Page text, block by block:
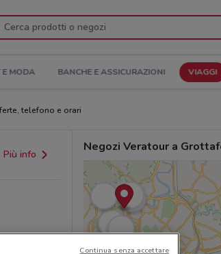
E MODA BANCHE E ASSICURAZIONI VIAGGI
telefono e orari
Più info
Negozi Veratour a
Continua senza accettare